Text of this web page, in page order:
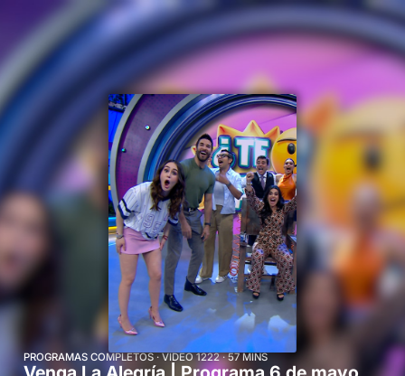
Inicio Secciones En vivo
Comedia
Deportes
DocuFIA
Historias
MicroDramas
Novelas
Podcast
Programas
Realities y concursos
Recomendados para ti
Regional News México
Short Dramas
Short Dramas.
PROGRAMAS COMPLETOS · VIDEO 1222 · 57 MINS